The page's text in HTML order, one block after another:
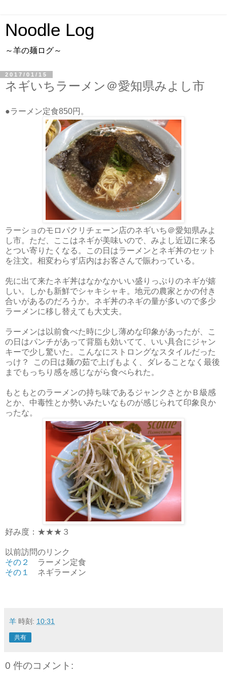
Noodle Log
～羊の麺ログ～
2017/01/15
ネギいちラーメン＠愛知県みよし市
●ラーメン定食850円。
ラーショのモロパクリチェーン店のネギいち＠愛知県みよ
し市。ただ、ここはネギが美味いので、みよし近辺に来る
とつい寄りたくなる。この日はラーメンとネギ丼のセット
を注文。相変わらず店内はお客さんで賑わっている。
先に出て来たネギ丼はなかなかいい盛りっぷりのネギが嬉
しい。しかも新鮮でシャキシャキ。地元の農家とかの付き
合いがあるのだろうか。ネギ丼のネギの量が多いので多少
ラーメンに移し替えても大丈夫。
ラーメンは以前食べた時に少し薄めな印象があったが、こ
の日はパンチがあって背脂も効いてて、いい具合にジャン
キーで少し驚いた。こんなにストロングなスタイルだった
っけ？ この日は麺の茹で上げもよく、ダレることなく最後
までもっちり感を感じながら食べられた。
もともとのラーメンの持ち味であるジャンクさとかＢ級感
とか、中毒性とか勢いみたいなものが感じられて印象良か
ったな。
好み度：★★★３
以前訪問のリンク
その２
ラーメン定食
その１
ネギラーメン
羊 時刻: 10:31
共有
0 件のコメント: